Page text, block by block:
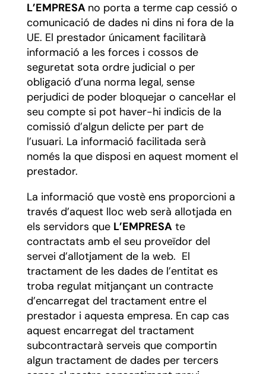
L’EMPRESA no porta a terme cap cessió o
comunicació de dades ni dins ni fora de la
UE. El prestador únicament facilitarà
informació a les forces i cossos de
seguretat sota ordre judicial o per
obligació d’una norma legal, sense
perjudici de poder bloquejar o cancel·lar el
seu compte si pot haver-hi indicis de la
comissió d’algun delicte per part de
l’usuari. La informació facilitada serà
només la que disposi en aquest moment el
prestador.
La informació que vostè ens proporcioni a
través d’aquest lloc web serà allotjada en
els servidors que L’EMPRESAte
contractats amb el seu proveïdor del
servei d’allotjament de la web. El
tractament de les dades de l’entitat es
troba regulat mitjançant un contracte
d’encarregat del tractament entre el
prestador i aquesta empresa. En cap cas
aquest encarregat del tractament
subcontractarà serveis que comportin
algun tractament de dades per tercers